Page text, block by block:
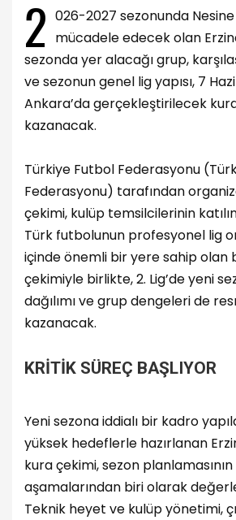
2 026-2027 sezonunda Nesine
mücadele edecek olan
sezonda yer alacağı grup,
ve sezonun genel lig yapısı, 7
Ankara’da gerçekleştirilecek
kazanacak.
Türkiye Futbol Federasyonu
Federasyonu) tarafından
çekimi, kulüp temsilcilerinin
Türk futbolunun profesyonel lig
içinde önemli bir yere sahip olan
çekimiyle birlikte, 2. Lig’de yeni
dağılımı ve grup dengeleri de
kazanacak.
KRİTİK SÜREÇ BAŞLIYOR
Yeni sezona iddialı bir kadro
yüksek hedeflerle hazırlanan
kura çekimi, sezon
aşamalarından biri olarak
Teknik heyet ve kulüp yönetimi,